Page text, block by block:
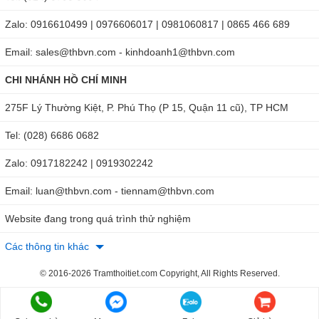
https://maykhoanbosch.net/may-can-bang-laser-
bosch/may-can-muc-laser-bosch-gcl-25.html
Zalo: 0916610499 | 0976606017 | 0981060817 | 0865 466 689
Email: sales@thbvn.com - kinhdoanh1@thbvn.com
CHI NHÁNH HỒ CHÍ MINH
275F Lý Thường Kiệt, P. Phú Thọ (P 15, Quận 11 cũ), TP HCM
Tel: (028) 6686 0682
Zalo: 0917182242 | 0919302242
Email: luan@thbvn.com - tiennam@thbvn.com
Website đang trong quá trình thử nghiệm
Các thông tin khác
© 2016-2026 Tramthoitiet.com Copyright, All Rights Reserved.